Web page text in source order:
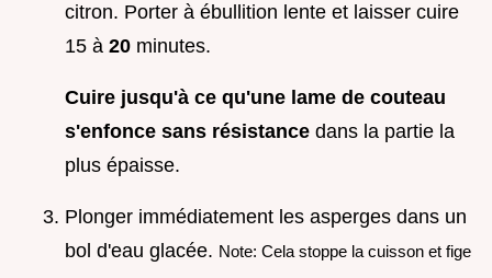
citron. Porter à ébullition lente et laisser cuire
15 à 20 minutes.
Cuire jusqu'à ce qu'une lame de couteau
s'enfonce sans résistance dans la partie la
plus épaisse.
Plonger immédiatement les asperges dans un
bol d'eau glacée. Note: Cela stoppe la cuisson et fige